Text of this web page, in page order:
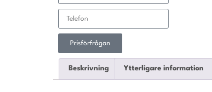
Prisförfrågan
Beskrivning Ytterligare information